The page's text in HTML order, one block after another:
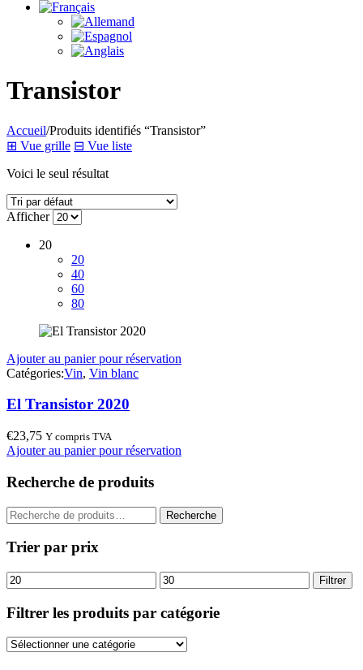
Transistor
Accueil/Produits identifiés “Transistor”
⊞ Vue grille ⊟ Vue liste
Voici le seul résultat
Afficher
20
20
40
60
80
Ajouter au panier pour réservation
Catégories:Vin, Vin blanc
El Transistor 2020
€23,75 Y compris TVA
Ajouter au panier pour réservation
Recherche de produits
Recherche
pour :
Recherche
Trier par prix
Prix
min
Prix
max
Filtrer
Filtrer les produits par catégorie